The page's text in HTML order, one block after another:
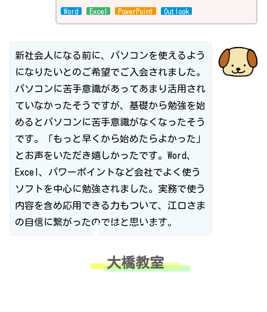
Word Excel PowerPoint Outlook
新社会人になる前に、パソコンを使えるよう
になりたいとのご希望でご入会されました。
パソコンに苦手意識があってあまり活用され
ていなかったそうですが、基礎から勉強を始
めるとパソコンに苦手意識がなくなったそう
です。「もっと早くから始めたらよかった」
とお声をいただき嬉しかったです。Word、
Excel、パワーポイントなど会社でよく使う
ソフトを中心に勉強されました。実務で使う
内容を含め応用できる力もついて、江口さま
の自信に繋がったのではと思います。
大橋教室